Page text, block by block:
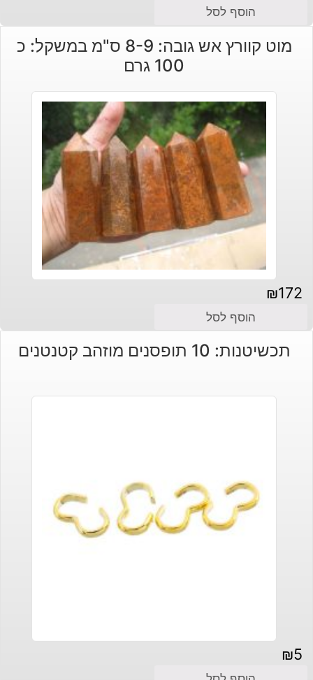
הוסף לסל
מוט קוורץ אש גובה: 8-9 ס"מ במשקל: כ
100 גרם
₪172
הוסף לסל
תכשיטנות: 10 תופסנים מוזהב קטנטנים
₪5